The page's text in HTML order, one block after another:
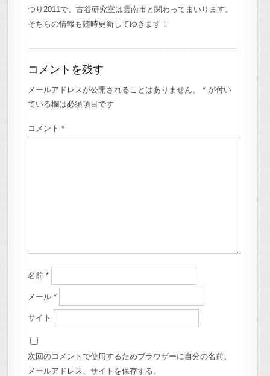
つり2011で、古谷研究室は雲南市と関わってまいります。
そちらの情報も随時更新してゆきます！
コメントを残す
メールアドレスが公開されることはありません。 * が付い
ている欄は必須項目です
コメント*
名前*
メール*
サイト
次回のコメントで使用するためブラウザーに自分の名前、
メールアドレス、サイトを保存する。